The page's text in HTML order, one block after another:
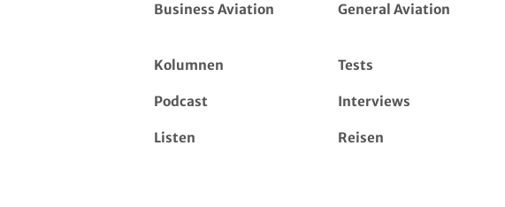
Business Aviation General Aviation
Kolumnen Tests
Podcast Interviews
Listen Reisen